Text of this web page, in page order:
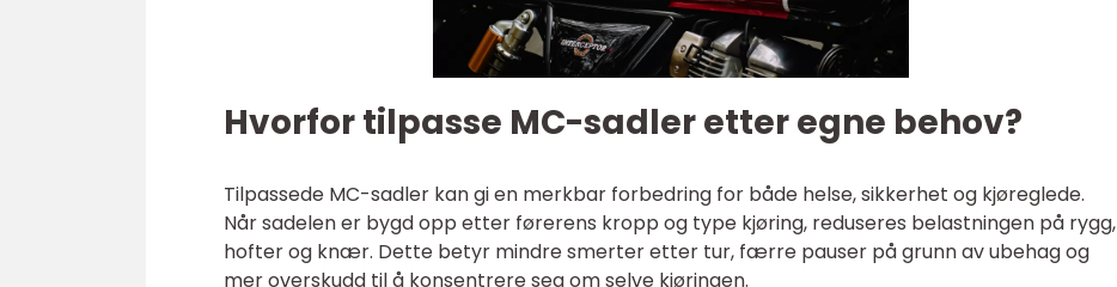
Hvorfor tilpasse MC-sadler etter egne behov?
Tilpassede MC-sadler kan gi en merkbar forbedring for både helse, sikkerhet og kjøreglede.
Når sadelen er bygd opp etter førerens kropp og type kjøring, reduseres belastningen på rygg,
hofter og knær. Dette betyr mindre smerter etter tur, færre pauser på grunn av ubehag og
mer overskudd til å konsentrere seg om selve kjøringen.